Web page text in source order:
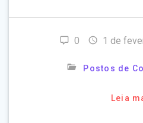
0 1 de
Postos de
Leia